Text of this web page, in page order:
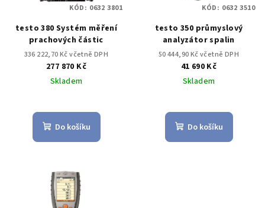
testo 380 Systém měření
prachových částic
336 222,70 Kč včetně DPH
277 870 Kč
Skladem
Do košíku
KÓD: 0632 3801
testo 350 průmyslový
analyzátor spalin
50 444,90 Kč včetně DPH
41 690 Kč
Skladem
Do košíku
KÓD: 0632 3510